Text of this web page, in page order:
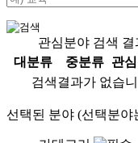
관심분야 검색 결
대분류
중분류
관
검색결과가 없습
선택된 분야 (선택분